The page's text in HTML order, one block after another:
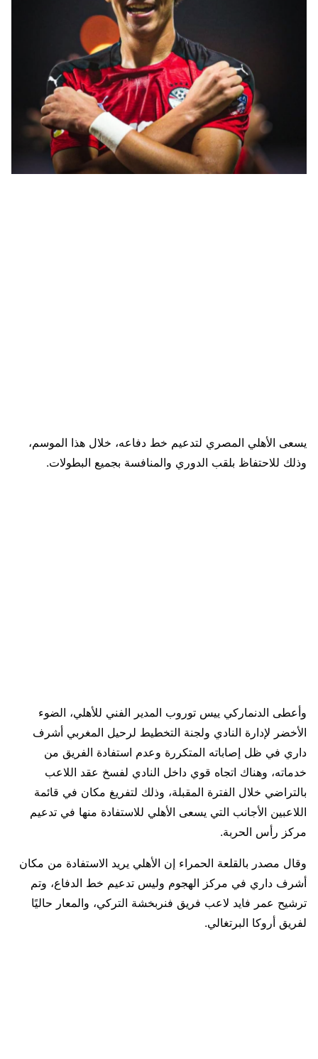
يسعى الأهلي المصري لتدعيم خط دفاعه، خلال هذا الموسم،
وذلك للاحتفاظ بلقب الدوري والمنافسة بجميع البطولات.
وأعطى الدنماركي ييس توروب المدير الفني للأهلي، الضوء
الأخضر لإدارة النادي ولجنة التخطيط لرحيل المغربي أشرف
داري في ظل إصاباته المتكررة وعدم استفادة الفريق من
خدماته، وهناك اتجاه قوي داخل النادي لفسخ عقد اللاعب
بالتراضي خلال الفترة المقبلة، وذلك لتفريغ مكان في قائمة
اللاعبين الأجانب التي يسعى الأهلي للاستفادة منها في تدعيم
مركز رأس الحربة.
وقال مصدر بالقلعة الحمراء إن الأهلي يريد الاستفادة من مكان
أشرف داري في مركز الهجوم وليس تدعيم خط الدفاع، وتم
ترشيح عمر فايد لاعب فريق فنربخشة التركي، والمعار حاليًا
لفريق أروكا البرتغالي.